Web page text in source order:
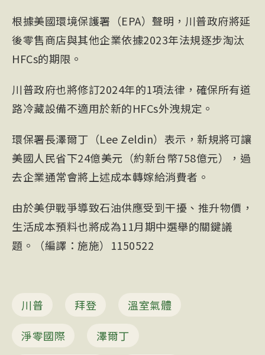
根據美國環境保護署（EPA）聲明，川普政府將延
後零售商店與其他企業依據2023年法規逐步淘汰
HFCs的期限。
川普政府也將修訂2024年的1項法律，確保所有道
路冷藏設備不適用於新的HFCs外洩規定。
環保署長澤爾丁（Lee Zeldin）表示，新規將可讓
美國人民省下24億美元（約新台幣758億元），過
去企業通常會將上述成本轉嫁給消費者。
由於美伊戰爭導致石油供應受到干擾、推升物價，
生活成本預料也將成為11月期中選舉的關鍵議
題。（編譯：施施）1150522
川普 拜登
溫室氣體
淨零國際
澤爾丁